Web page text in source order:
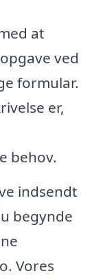
at
ved
formular.
er,
behov.
indsendt
begynde
Vores